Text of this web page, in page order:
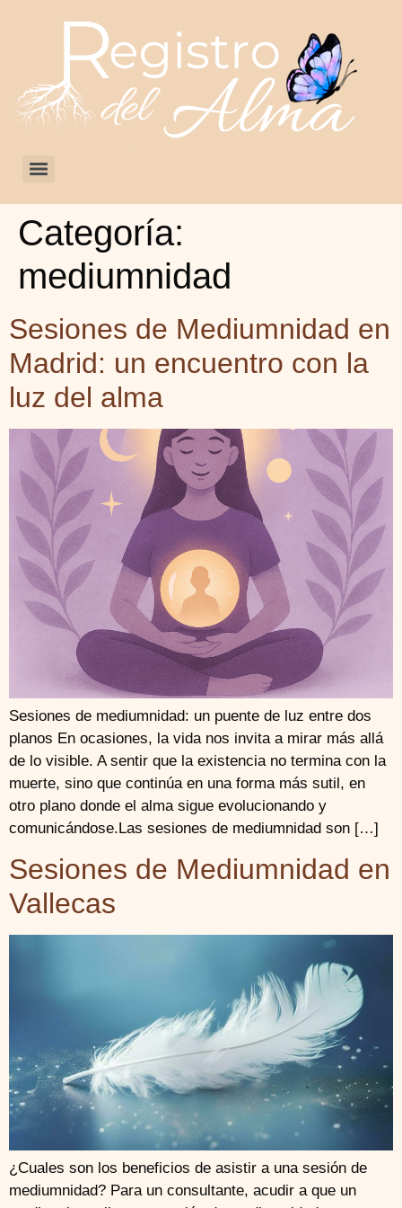
Categoría:
mediumnidad
Sesiones de Mediumnidad en
Madrid: un encuentro con la
luz del alma
Sesiones de mediumnidad: un puente de luz entre dos
planos En ocasiones, la vida nos invita a mirar más allá
de lo visible. A sentir que la existencia no termina con la
muerte, sino que continúa en una forma más sutil, en
otro plano donde el alma sigue evolucionando y
comunicándose.Las sesiones de mediumnidad son […]
Sesiones de Mediumnidad en
Vallecas
¿Cuales son los beneficios de asistir a una sesión de
mediumnidad? Para un consultante, acudir a que un